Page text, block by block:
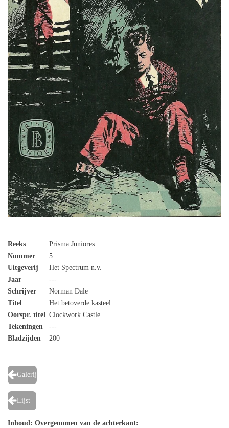
Reeks
Prisma Juniores
Nummer
5
Uitgeverij
Het Spectrum n.v.
Jaar
---
Schrijver
Norman Dale
Titel
Het betoverde kasteel
Oorspr. titel Clockwork Castle
Tekeningen ---
Bladzijden
200
Galerij
Lijst
Inhoud: Overgenomen van de achterkant: